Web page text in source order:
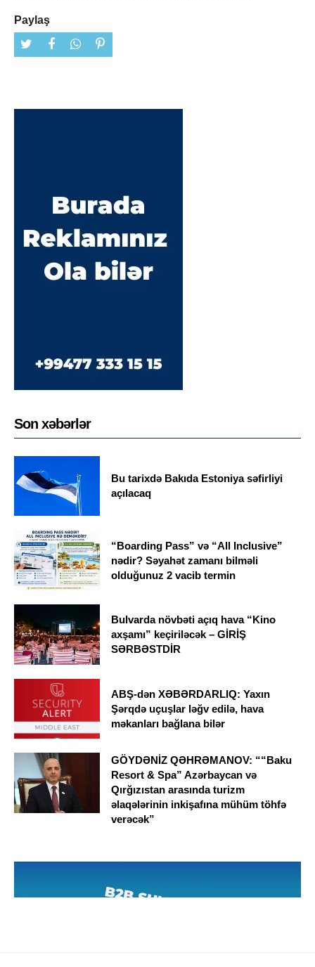
Paylaş
Son xəbərlər
Bu tarixdə Bakıda Estoniya səfirliyi
açılacaq
“Boarding Pass” və “All Inclusive”
nədir? Səyahət zamanı bilməli
olduğunuz 2 vacib termin
Bulvarda növbəti açıq hava “Kino
axşamı” keçiriləcək – GİRİŞ
SƏRBƏSTDİR
ABŞ-dən XƏBƏRDARLIQ: Yaxın
Şərqdə uçuşlar ləğv edilə, hava
məkanları bağlana bilər
GÖYDƏNİZ QƏHRƏMANOV: ““Baku
Resort & Spa” Azərbaycan və
Qırğızıstan arasında turizm
əlaqələrinin inkişafına mühüm töhfə
verəcək”